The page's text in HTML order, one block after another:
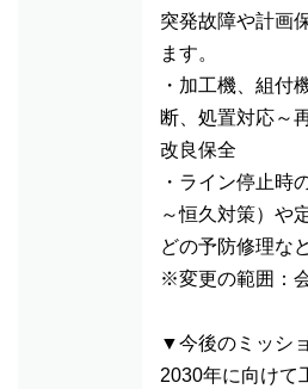
突発故障や計画
ます。
・加工機、組付
断、処置対応～
改良保全
・ライン停止時
～恒久対策）や
どの予防修理な
※変更の範囲：
▼今後のミッシ
2030年に向けて